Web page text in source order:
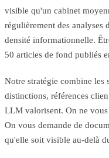
visible qu'un cabinet
régulièrement des
densité informationnelle.
50 articles de fond publiés
Notre stratégie combine les
distinctions, références
LLM valorisent. On ne vous
On vous demande de
qu'elle soit visible au-delà